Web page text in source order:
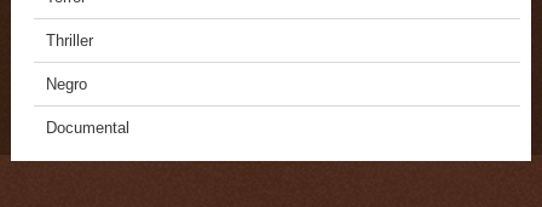
Thriller
Negro
Documental